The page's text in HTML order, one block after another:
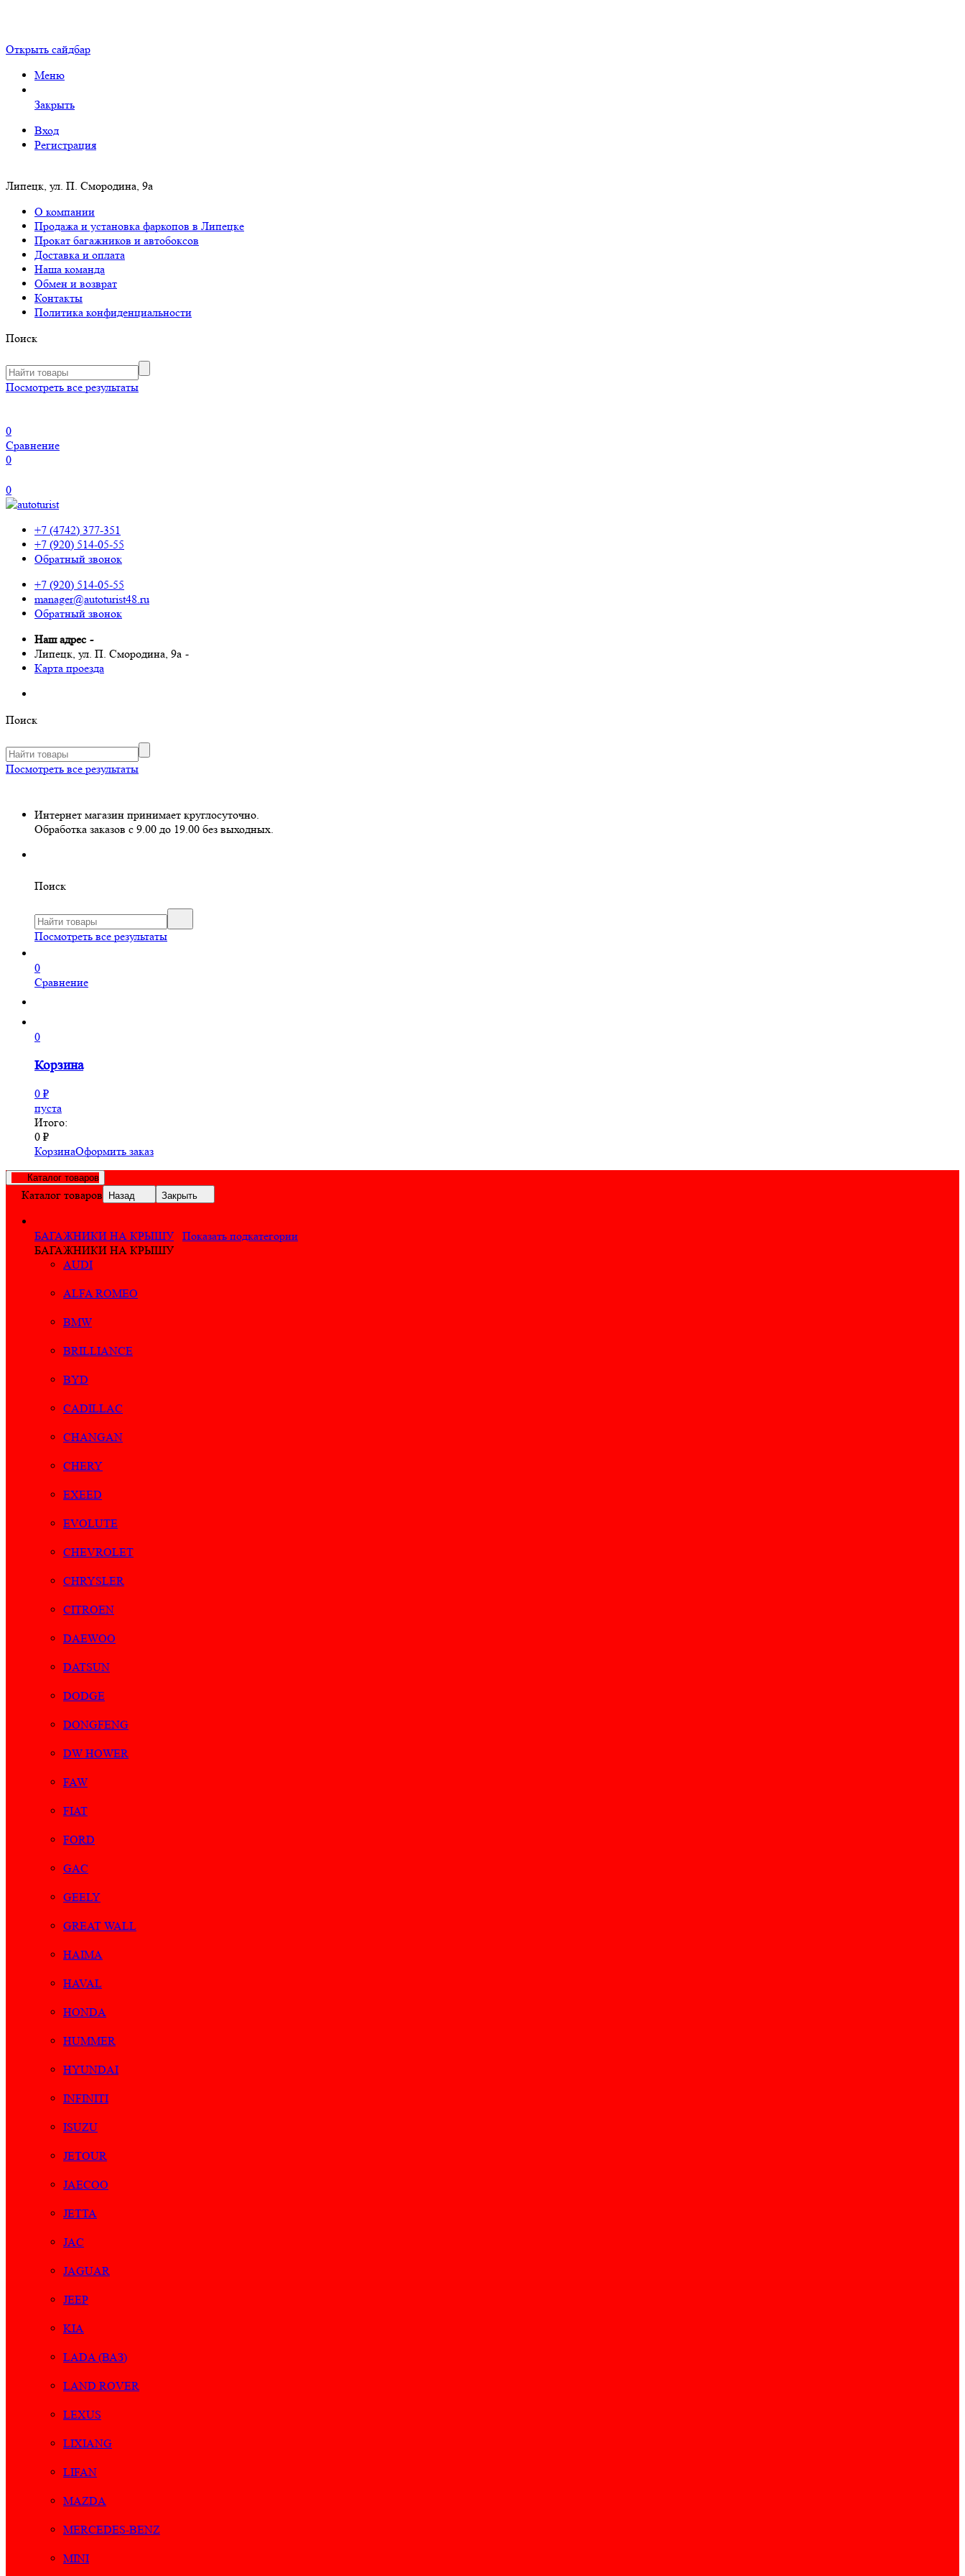
Открыть сайдбар
Меню
Закрыть
Вход
Регистрация
Липецк, ул. П. Смородина, 9а
О компании
Продажа и установка фаркопов в Липецке
Прокат багажников и автобоксов
Доставка и оплата
Наша команда
Обмен и возврат
Контакты
Политика конфиденциальности
Поиск
Посмотреть все результаты
0
Сравнение
0
0
+7 (4742) 377-351
+7 (920) 514-05-55
Обратный звонок
+7 (920) 514-05-55
manager@autoturist48.ru
Обратный звонок
Наш адрес -
Липецк, ул. П. Смородина, 9а -
Карта проезда
Поиск
Посмотреть все результаты
Интернет магазин принимает круглосуточно.
Обработка заказов с 9.00 до 19.00 без выходных.
Поиск
Посмотреть все результаты
0
Сравнение
0
Корзина
0 ₽
пуста
Итого:
0 ₽
КорзинаОформить заказ
Каталог товаров
Каталог товаров Назад Закрыть
БАГАЖНИКИ НА КРЫШУ
Показать подкатегории
БАГАЖНИКИ НА КРЫШУ
AUDI
ALFA ROMEO
BMW
BRILLIANCE
BYD
CADILLAC
CHANGAN
CHERY
EXEED
EVOLUTE
CHEVROLET
CHRYSLER
CITROEN
DAEWOO
DATSUN
DODGE
DONGFENG
DW HOWER
FAW
FIAT
FORD
GAC
GEELY
GREAT WALL
HAIMA
HAVAL
HONDA
HUMMER
HYUNDAI
INFINITI
ISUZU
JETOUR
JAECOO
JETTA
JAC
JAGUAR
JEEP
KIA
LADA (ВАЗ)
LAND ROVER
LEXUS
LIXIANG
LIFAN
MAZDA
MERCEDES-BENZ
MINI